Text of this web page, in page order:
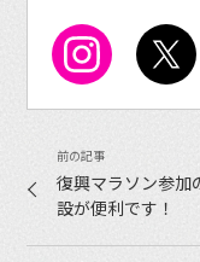
復興マラソン参加
設が便利です！